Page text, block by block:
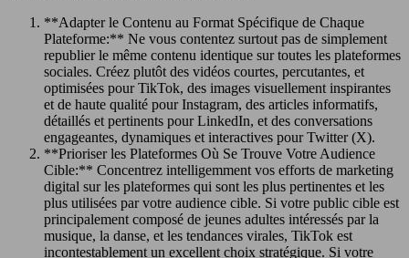
**Adapter le Contenu au Format Spécifique de Chaque
Plateforme:** Ne vous contentez surtout pas de simplement
republier le même contenu identique sur toutes les plateformes
sociales. Créez plutôt des vidéos courtes, percutantes, et
optimisées pour TikTok, des images visuellement inspirantes
et de haute qualité pour Instagram, des articles informatifs,
détaillés et pertinents pour LinkedIn, et des conversations
engageantes, dynamiques et interactives pour Twitter (X).
**Prioriser les Plateformes Où Se Trouve Votre Audience
Cible:** Concentrez intelligemment vos efforts de marketing
digital sur les plateformes qui sont les plus pertinentes et les
plus utilisées par votre audience cible. Si votre public cible est
principalement composé de jeunes adultes intéressés par la
musique, la danse, et les tendances virales, TikTok est
incontestablement un excellent choix stratégique. Si votre